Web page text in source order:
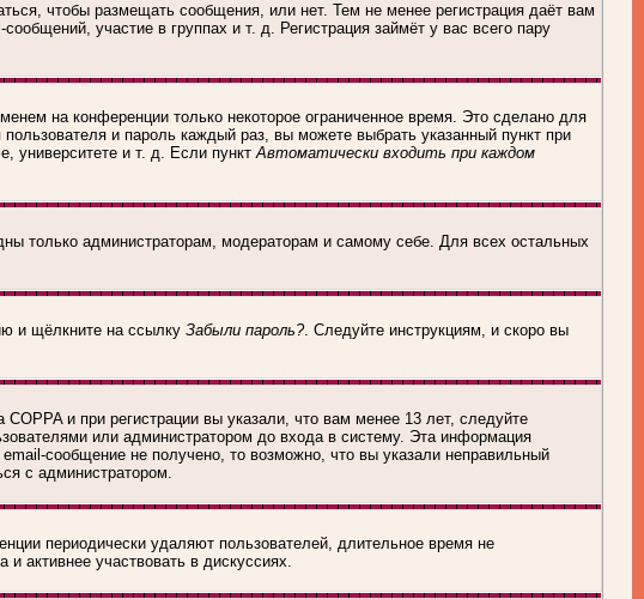
чтобы размещать сообщения, или нет. Тем не менее регистрация даёт вам
участие в группах и т. д. Регистрация займёт у вас всего пару
на конференции только некоторое ограниченное время. Это сделано для
и пароль каждый раз, вы можете выбрать указанный пункт при
университете и т. д. Если пунктАвтоматически входить при каждом
только администраторам, модераторам и самому себе. Для всех остальных
и щёлкните на ссылку Забыли пароль?. Следуйте инструкциям, и скоро вы
и при регистрации вы указали, что вам менее 13 лет, следуйте
или администратором до входа в систему. Эта информация
сообщение не получено, то возможно, что вы указали неправильный
с администратором.
периодически удаляют пользователей, длительное время не
активнее участвовать в дискуссиях.